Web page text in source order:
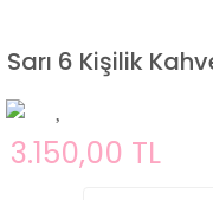
Sarı 6 Kişilik
3.150,00 TL